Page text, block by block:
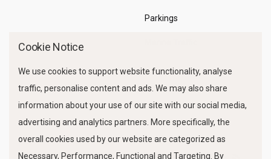
Parkings
Cookie Notice
We use cookies to support website functionality, analyse
traffic, personalise content and ads. We may also share
information about your use of our site with our social media,
advertising and analytics partners. More specifically, the
overall cookies used by our website are categorized as
Necessary, Performance, Functional and Targeting. By